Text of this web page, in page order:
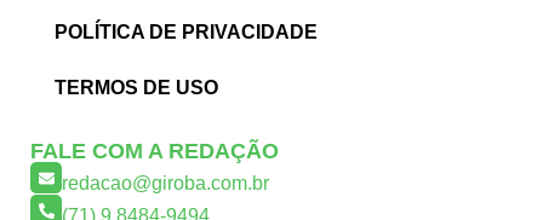
POLÍTICA DE PRIVACIDADE
TERMOS DE USO
FALE COM A REDAÇÃO
redacao@giroba.com.br
(71) 9 8484-9494